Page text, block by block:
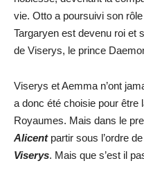
vie. Otto a poursuivi son
Targaryen est devenu roi et
de Viserys, le prince
Viserys et Aemma n’ont
a donc été choisie pour être
Royaumes. Mais dans le
Alicent partir sous l’ordre
Viserys. Mais que s’est il